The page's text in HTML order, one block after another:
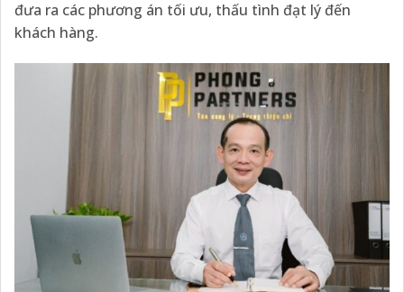
đưa ra các phương án tối ưu, thấu tình đạt lý đến
khách hàng.